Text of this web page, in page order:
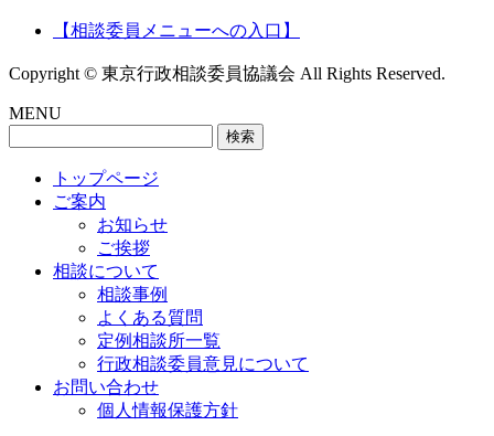
【相談委員メニューへの入口】
Copyright © 東京行政相談委員協議会 All Rights Reserved.
MENU
トップページ
ご案内
お知らせ
ご挨拶
相談について
相談事例
よくある質問
定例相談所一覧
行政相談委員意見について
お問い合わせ
個人情報保護方針